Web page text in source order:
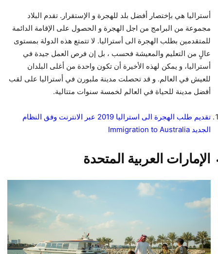
أستراليا هي بإختصار أفضل بلد للهجرة و الإستقرار. تقدم البلاد
مجموعة من البرامج من اجل الهجرة و الحصول على الإقامة الدائمة
للمتقدمين بطلب الهجرة الى أستراليا. لا تتمتع هذه الدولة بمستوى
عالٍ من التعليم والمعيشة فحسب ، بل إن فرص العمل جيدة في
أستراليا، و يمكن لهذه الأخيرة أن تكون واحدة من أغلى البلدان
للعيش في العالم. و قد تحصلت مدينة ملبورن في أستراليا على لقب
أفضل مدينة للحياة في العالم لخمسة سنوات متتالية.
تقديم طلب الهجرة الى استراليا 2019 عبر الانترنت وفق النظام
الجديد Immigration to Australia
الإمارات العربية المتحدة